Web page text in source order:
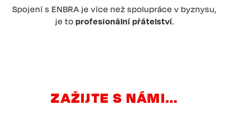
Spojení s ENBRA je více než spolupráce v byznysu,
je to profesionální přátelství.
ZAŽIJTE S NÁMI...